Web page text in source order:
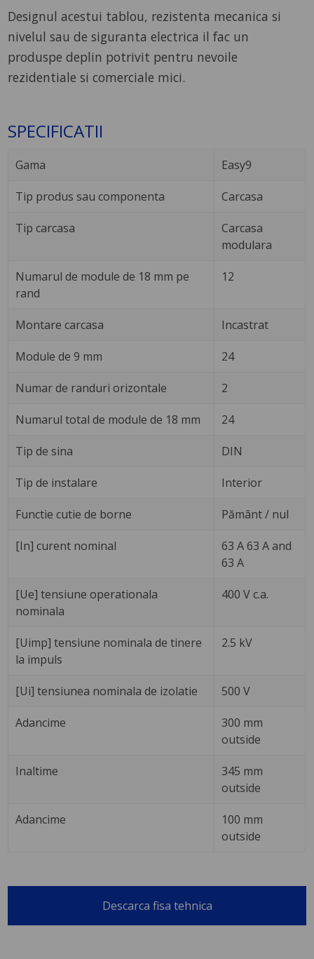
Designul acestui tablou, rezistenta mecanica si
nivelul sau de siguranta electrica il fac un
produspe deplin potrivit pentru nevoile
rezidentiale si comerciale mici.
SPECIFICATII
Gama Easy9
Tip produs sau componenta Carcasa
Tip carcasa
Carcasa
modulara
Numarul de module de 18 mm pe
rand
12
Montare carcasa Incastrat
Module de 9 mm 24
Numar de randuri orizontale 2
Numarul total de module de 18 mm 24
Tip de sina DIN
Tip de instalare Interior
Functie cutie de borne Pământ / nul
[In] curent nominal
63 A 63 A and
63 A
[Ue] tensiune operationala
nominala
400 V c.a.
[Uimp] tensiune nominala de tinere
la impuls
2.5 kV
[Ui] tensiunea nominala de izolatie 500 V
Adancime
300 mm
outside
Inaltime
345 mm
outside
Adancime
100 mm
outside
Descarca fisa tehnica